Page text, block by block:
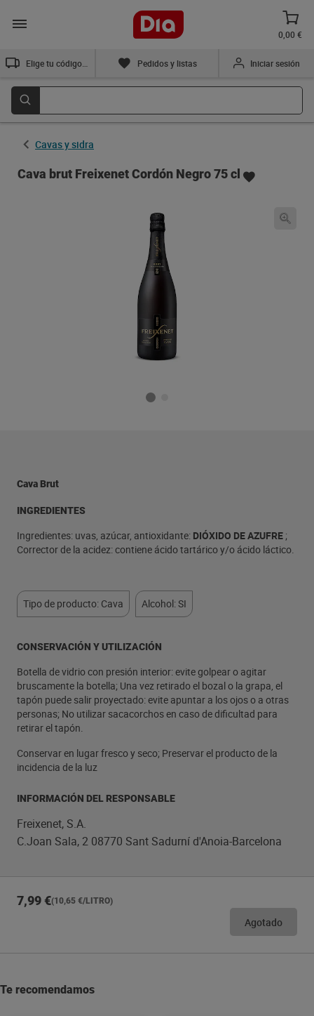
0,00 €
Pedidos y listas Iniciar sesión
Cavas y sidra
Cava brut Freixenet Cordón Negro 75 cl
Cava Brut
INGREDIENTES
Ingredientes: uvas, azúcar, antioxidante: DIÓXIDO DE AZUFRE ;
Corrector de la acidez: contiene ácido tartárico y/o ácido láctico.
Tipo de producto: Cava Alcohol: SI
CONSERVACIÓN Y UTILIZACIÓN
Botella de vidrio con presión interior: evite golpear o agitar
bruscamente la botella; Una vez retirado el bozal o la grapa, el
tapón puede salir proyectado: evite apuntar a los ojos o a otras
personas; No utilizar sacacorchos en caso de dificultad para
retirar el tapón.
Conservar en lugar fresco y seco; Preservar el producto de la
incidencia de la luz
INFORMACIÓN DEL RESPONSABLE
Freixenet, S.A.
C.Joan Sala, 2 08770 Sant Sadurní d'Anoia-Barcelona
7,99 €(10,65 €/LITRO)
Agotado
Te recomendamos